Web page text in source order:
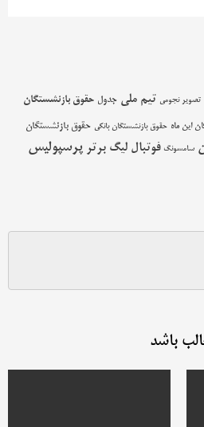
تصویر نجومی تیم ملی جدول حقوق بازنشستگان
این ماه حقوق بازنشستگان بانکی حقوق بازنشستگان
سامسونگ فوتبال لیگ برتر پرسپولیس
باشد